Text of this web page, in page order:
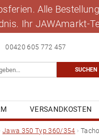
Alle
Ihr JAWAmarkt-
00420 605 772 457
VERSANDKOSTEN
BESTELLUNG
Jawa 350 Typ 360/354 Tacho